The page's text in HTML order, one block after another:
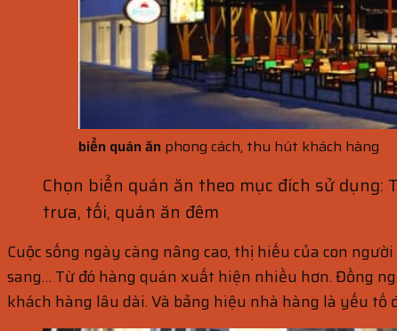
biển quán ăn phong cách, thu hút khách hàng
Chọn biển quán ăn theo mục đích sử
trưa, tối, quán ăn đêm
Cuộc sống ngày càng nâng cao, thị hiếu của con
sang… Từ đó hàng quán xuất hiện nhiều hơn. Đồng
khách hàng lâu dài. Và bảng hiệu nhà hàng là yếu tố